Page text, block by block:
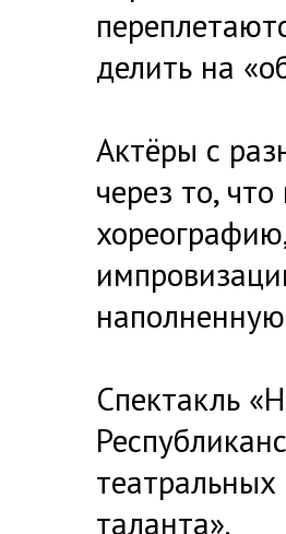
делить на
Актёры с
через то,
Спектакль
таланта».